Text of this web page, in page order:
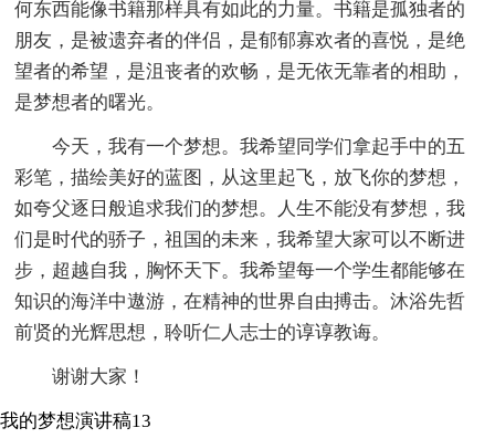
何东西能像书籍那样具有如此的力量。书籍是孤独者的
朋友，是被遗弃者的伴侣，是郁郁寡欢者的喜悦，是绝
望者的希望，是沮丧者的欢畅，是无依无靠者的相助，
是梦想者的曙光。
今天，我有一个梦想。我希望同学们拿起手中的五
彩笔，描绘美好的蓝图，从这里起飞，放飞你的梦想，
如夸父逐日般追求我们的梦想。人生不能没有梦想，我
们是时代的骄子，祖国的未来，我希望大家可以不断进
步，超越自我，胸怀天下。我希望每一个学生都能够在
知识的海洋中遨游，在精神的世界自由搏击。沐浴先哲
前贤的光辉思想，聆听仁人志士的谆谆教诲。
谢谢大家！
我的梦想演讲稿13